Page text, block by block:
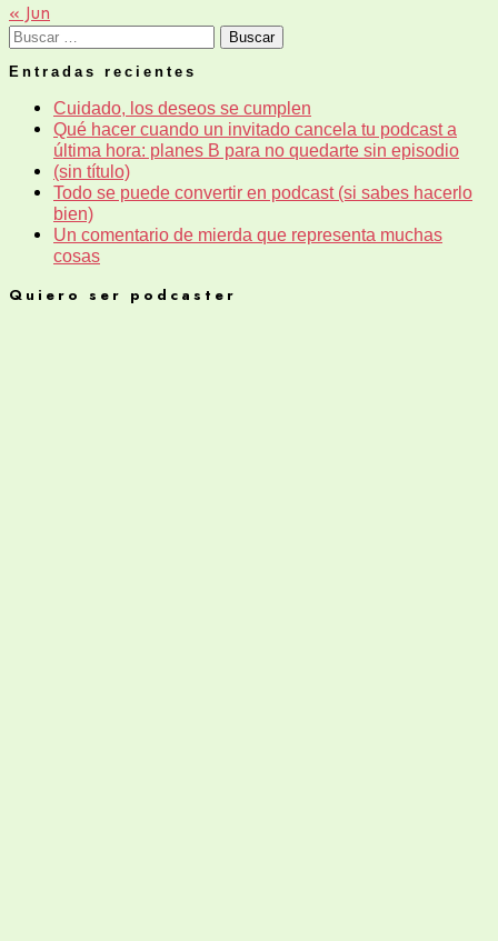
« Jun
Buscar:
Entradas recientes
Cuidado, los deseos se cumplen
Qué hacer cuando un invitado cancela tu podcast a
última hora: planes B para no quedarte sin episodio
(sin título)
Todo se puede convertir en podcast (si sabes hacerlo
bien)
Un comentario de mierda que representa muchas
cosas
Quiero ser podcaster